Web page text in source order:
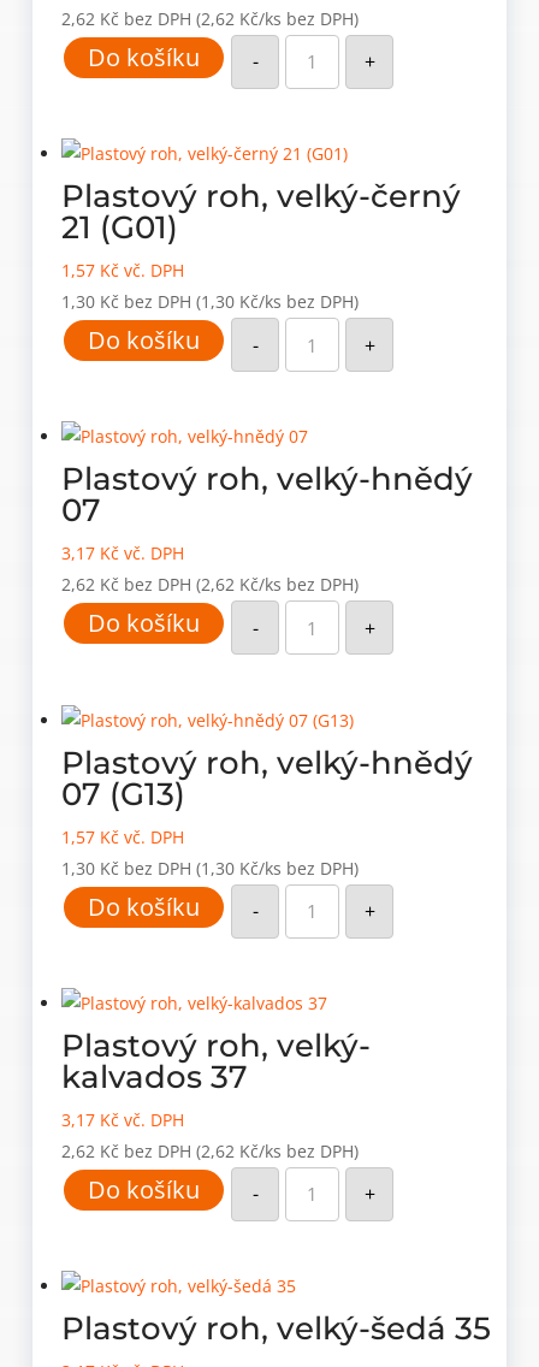
2,62 Kč bez DPH (2,62 Kč/ks bez DPH)
Do košíku -
Plastový
roh,
velký-
černý
+
Plastový roh, velký-černý
21 (G01)
1,57 Kč vč. DPH
1,30 Kč bez DPH (1,30 Kč/ks bez DPH)
Do košíku -
Plastový
roh,
velký-
černý
množství
+
Plastový roh, velký-hnědý
07
3,17 Kč vč. DPH
2,62 Kč bez DPH (2,62 Kč/ks bez DPH)
Do košíku -
Plastový
roh,
velký-
hnědý
+
Plastový roh, velký-hnědý
07 (G13)
1,57 Kč vč. DPH
1,30 Kč bez DPH (1,30 Kč/ks bez DPH)
Do košíku -
Plastový
roh,
velký-
hnědý
+
Plastový roh, velký-
kalvados 37
3,17 Kč vč. DPH
2,62 Kč bez DPH (2,62 Kč/ks bez DPH)
Do košíku -
Plastový
roh,
velký-
kalvados
+
Plastový roh, velký-šedá 35